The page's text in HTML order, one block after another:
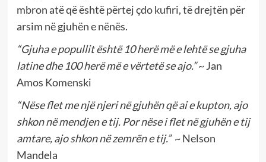
mbron atë që është përtej çdo kufiri, të drejtën për
arsim në gjuhën e nënës.
“Gjuha e popullit është 10 herë më e lehtë se gjuha
latine dhe 100 herë më e vërtetë se ajo.”~ Jan
Amos Komenski
“Nëse flet me një njeri në gjuhën që ai e kupton, ajo
shkon në mendjen e tij. Por nëse i flet në gjuhën e tij
amtare, ajo shkon në zemrën e tij.”~ Nelson
Mandela